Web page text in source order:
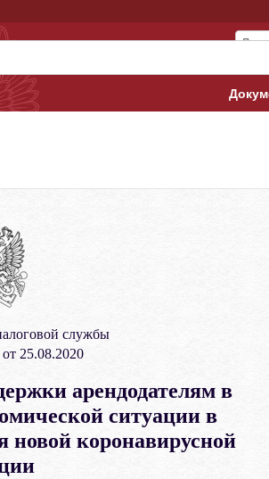
службы
25.08.2020
арендодателям в
ситуации в
новой коронавирусной